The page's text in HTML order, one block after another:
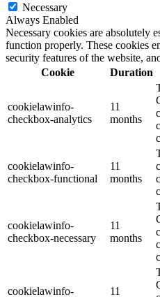
Necessary
Always Enabled
Necessary cookies are absolutely
function properly. These cookies
security features of the website,
Cookie
Duration
cookielawinfo-
checkbox-analytics
11
months
cookielawinfo-
checkbox-functional
11
months
cookielawinfo-
checkbox-necessary
11
months
cookielawinfo-
11